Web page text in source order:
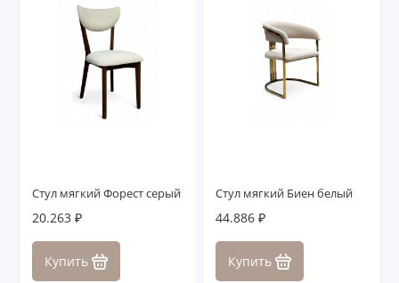
Стул мягкий Форест серый
20.263 ₽
Купить
Стул мягкий Биен белый
44.886 ₽
Купить